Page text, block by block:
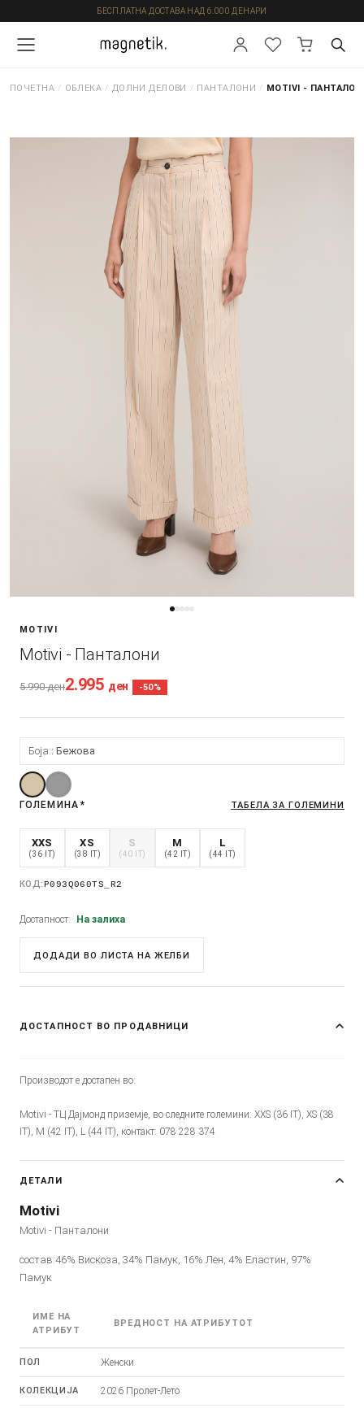
БЕСПЛАТНА ДОСТАВА НАД 6.000 ДЕНАРИ
ПОЧЕТНА / ОБЛЕКА / ДОЛНИ ДЕЛОВИ / ПАНТАЛОНИ / MOTIVI -
MOTIVI
Motivi - Панталони
5.990ден2.995 ден -50%
Боја: Бежова
ГОЛЕМИНА * ТАБЕЛА ЗА ГОЛЕМИНИ
XXS
(36 IT)
XS
(38 IT)
S
(40 IT)
M
(42 IT)
L
(44 IT)
КОД: P093Q060TS_R2
Достапност: На залиха
ДОДАДИ ВО ЛИСТА НА ЖЕЛБИ
ДОСТАПНОСТ ВО ПРОДАВНИЦИ
Производот е достапен во:
Motivi - ТЦ Дајмонд приземје, во следните големини: XXS (36 IT), XS (38
IT), M (42 IT), L (44 IT), контакт: 078 228 374
ДЕТАЛИ
Motivi
Motivi - Панталони
состав:46% Вискоза, 34% Памук, 16% Лен, 4% Еластин, 97%
Памук
ИМЕ НА
АТРИБУТ
ВРЕДНОСТ НА АТРИБУТОТ
ПОЛ Женски
КОЛЕКЦИЈА 2026 Пролет-Лето